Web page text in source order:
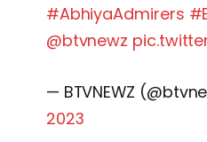
#AbhiyaAdmirers
@btvnewz
— BTVNEWZ
2023